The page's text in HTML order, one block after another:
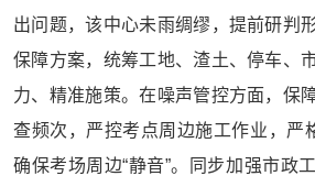
出问题，该中心未雨绸缪，提前研判
保障方案，统筹工地、渣土、停车、
力、精准施策。在噪声管控方面，保
查频次，严控考点周边施工作业，严
确保考场周边“静音”。同步加强市政